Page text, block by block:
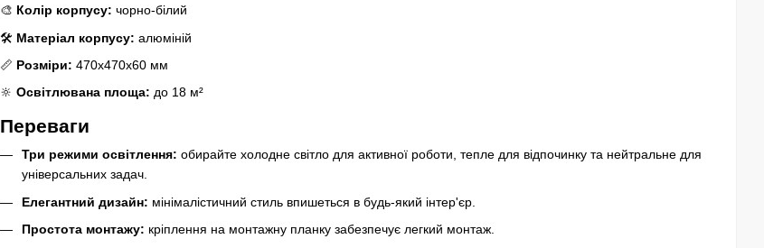
🎨 Колір корпусу: чорно-білий
🛠️ Матеріал корпусу: алюміній
📏 Розміри: 470х470х60 мм
🔆 Освітлювана площа: до 18 м²
Переваги
Три режими освітлення: обирайте холодне світло для активної роботи, тепле для відпочинку та нейтральне для
універсальних задач.
Елегантний дизайн: мінімалістичний стиль впишеться в будь-який інтер'єр.
Простота монтажу: кріплення на монтажну планку забезпечує легкий монтаж.